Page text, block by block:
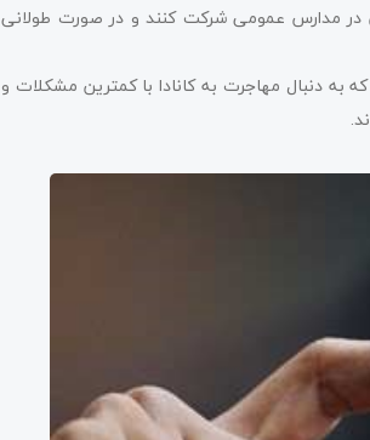
در مدارس عمومی شرکت کنند و در صورت طولانی
به دنبال مهاجرت به کانادا با کمترین مشکلات و